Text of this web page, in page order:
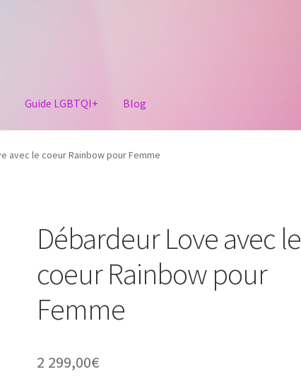
Guide LGBTQI+ Blog
avec le coeur Rainbow pour Femme
Débardeur Love avec le
coeur Rainbow pour
Femme
2 299,00€